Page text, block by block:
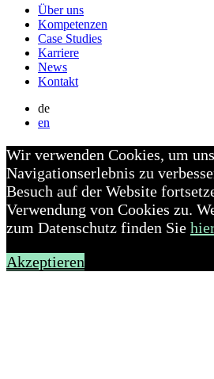
Über uns
Kompetenzen
Case Studies
Karriere
News
Kontakt
de
en
Wir verwenden Cookies, um
Navigationserlebnis zu
Besuch auf der Website
Verwendung von Cookies zu.
zum Datenschutz finden Sie hier
Akzeptieren